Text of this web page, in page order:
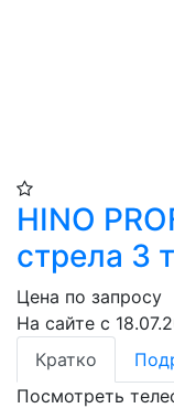
HINO
стрела 3
Цена по запросу
На сайте с
Кратко
Посмотреть